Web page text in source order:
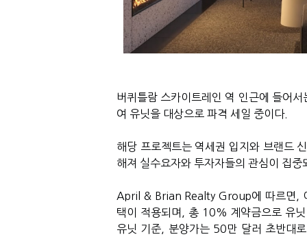
버퀴틀람 스카이트레인 역 인근에 들어
여 유닛을 대상으로 파격 세일 중이다.
해당 프로젝트는 역세권 입지와 브랜드
해져 실수요자와 투자자들의 관심이 집중
April & Brian Realty Group에 따르면,
택이 적용되며, 총 10% 계약금으로 유
유닛 기준, 분양가는 50만 달러 초반대